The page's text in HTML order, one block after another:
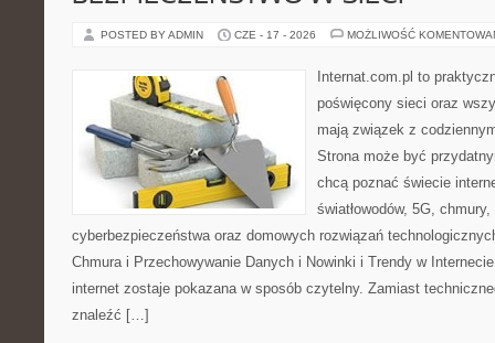
POSTED BY ADMIN CZE - 17 - 2026 MOŻLIWOŚĆ
Internat.com.pl to
poświęcony sieci oraz
mają związek z
Strona może być
chcą poznać świecie
światłowodów, 5G,
cyberbezpieczeństwa oraz domowych rozwiązań
Chmura i Przechowywanie Danych i Nowinki i Trendy w
internet zostaje pokazana w sposób czytelny. Zamiast
znaleźć […]